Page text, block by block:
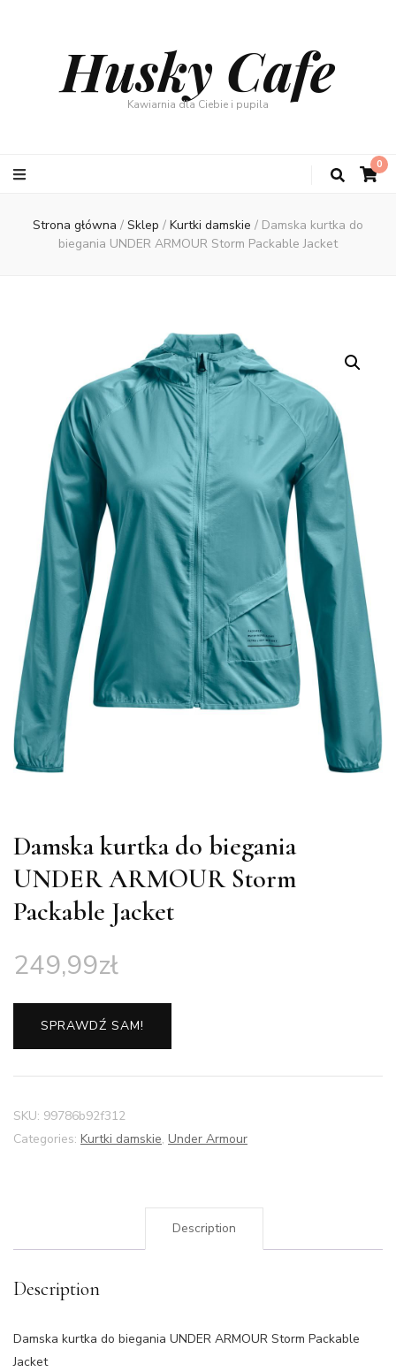
Husky Cafe
Kawiarnia dla Ciebie i pupila
0
Strona główna / Sklep / Kurtki damskie / Damska kurtka do
biegania UNDER ARMOUR Storm Packable Jacket
Damska kurtka do biegania
UNDER ARMOUR Storm
Packable Jacket
249,99zł
SPRAWDŹ SAM!
SKU: 99786b92f312
Categories: Kurtki damskie, Under Armour
Description
Description
Damska kurtka do biegania UNDER ARMOUR Storm Packable
Jacket